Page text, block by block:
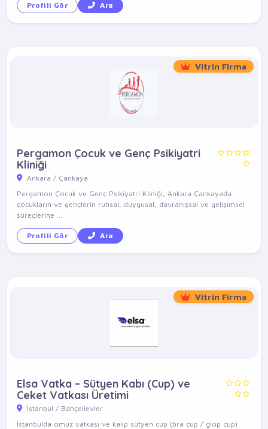
Profili Gör Ara
Vitrin Firma
Pergamon Çocuk ve Genç Psikiyatri
Kliniği
Ankara / Çankaya
Pergamon Çocuk ve Genç Psikiyatri Kliniği, Ankara Çankayada
çocukların ve gençlerin ruhsal, duygusal, davranışsal ve gelişimsel
süreçlerine ...
Profili Gör Ara
Vitrin Firma
Elsa Vatka – Sütyen Kabı (Cup) ve
Ceket Vatkası Üretimi
İstanbul / Bahçelievler
İstanbulda omuz vatkası ve kalıp sütyen cup (bra cup / glop cup)